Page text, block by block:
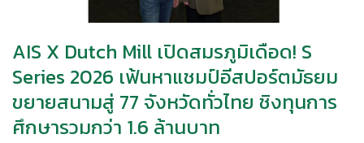
AIS X Dutch Mill เปิดสมรภูมิเดือด! S
Series 2026 เฟ้นหาแชมป์อีสปอร์ตมัธยม
ขยายสนามสู่ 77 จังหวัดทั่วไทย ชิงทุนการ
ศึกษารวมกว่า 1.6 ล้านบาท